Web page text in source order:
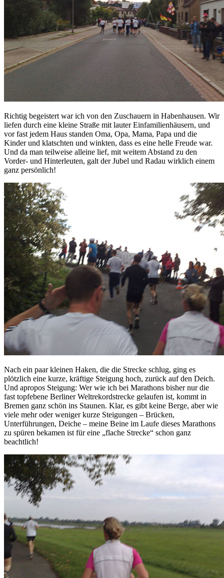
Richtig begeistert war ich von den Zuschauern in Habenhausen. Wir
liefen durch eine kleine Straße mit lauter Einfamilienhäusern, und
vor fast jedem Haus standen Oma, Opa, Mama, Papa und die
Kinder und klatschten und winkten, dass es eine helle Freude war.
Und da man teilweise alleine lief, mit weitem Abstand zu den
Vorder- und Hinterleuten, galt der Jubel und Radau wirklich einem
ganz persönlich!
Nach ein paar kleinen Haken, die die Strecke schlug, ging es
plötzlich eine kurze, kräftige Steigung hoch, zurück auf den Deich.
Und apropos Steigung: Wer wie ich bei Marathons bisher nur die
fast topfebene Berliner Weltrekordstrecke gelaufen ist, kommt in
Bremen ganz schön ins Staunen. Klar, es gibt keine Berge, aber wie
viele mehr oder weniger kurze Steigungen – Brücken,
Unterführungen, Deiche – meine Beine im Laufe dieses Marathons
zu spüren bekamen ist für eine „flache Strecke“ schon ganz
beachtlich!